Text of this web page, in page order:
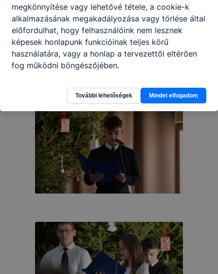
megkönnyítése vagy lehetővé tétele, a cookie-k
alkalmazásának megakadályozása vagy törlése által
előfordulhat, hogy felhasználóink nem lesznek
képesek honlapunk funkcióinak teljes körű
használatára, vagy a honlap a tervezettől eltérően
fog működni böngészőjében.
További lehetőségek Mindet elfogadom